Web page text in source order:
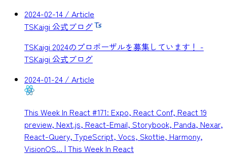
2024-02-14 / Article
TSKaigi 公式ブログ
TSKaigi 2024のプロポーザルを募集しています！ -
TSKaigi 公式ブログ
2024-01-24 / Article
This Week In React #171: Expo, React Conf, React 19
preview, Next.js, React-Email, Storybook, Panda, Nexar,
React-Query, TypeScript, Vocs, Skottie, Harmony,
VisionOS... | This Week In React